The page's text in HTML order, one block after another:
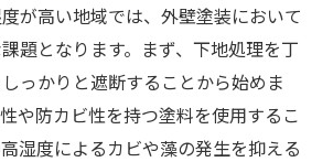
確認すべき保証内容とアフターサ
を参考にした業者選びのポイント
評判の高い業者ランキング
が高い地域では、外壁塗装において
題となります。まず、下地処理を丁
っかりと遮断することから始めま
や防カビ性を持つ塗料を使用するこ
湿度によるカビや藻の発生を抑える